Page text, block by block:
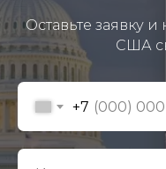
Оставьте заявку
США
+7